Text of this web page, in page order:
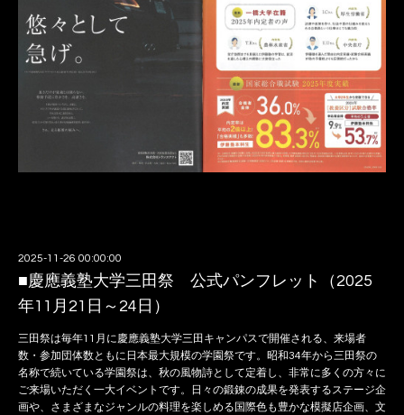
2025-11-26 00:00:00
■慶應義塾大学三田祭 公式パンフレット（2025
年11月21日～24日）
三田祭は毎年11月に慶應義塾大学三田キャンパスで開催される、来場者
数・参加団体数ともに日本最大規模の学園祭です。昭和34年から三田祭の
名称で続いている学園祭は、秋の風物詩として定着し、非常に多くの方々に
ご来場いただく一大イベントです。日々の鍛錬の成果を発表するステージ企
画や、さまざまなジャンルの料理を楽しめる国際色も豊かな模擬店企画、文